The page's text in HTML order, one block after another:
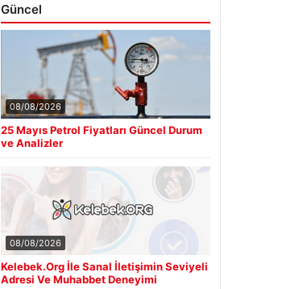
Güncel
08/08/2026
25 Mayıs Petrol Fiyatları Güncel Durum
ve Analizler
08/08/2026
Kelebek.Org İle Sanal İletişimin Seviyeli
Adresi Ve Muhabbet Deneyimi